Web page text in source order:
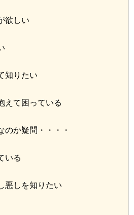
欲しい
知りたい
えて困っている
か疑問・・・・
いる
悪しを知りたい